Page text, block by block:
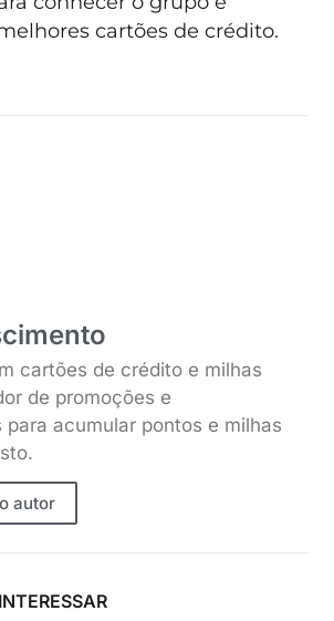
cartões de crédito.
cartões de crédito e milhas
de promoções e
para acumular pontos e milhas
autor